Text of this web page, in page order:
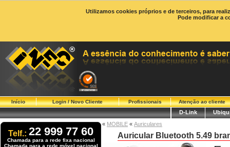
Utilizamos cookies próprios e de terceiros, para
Pode modificar a
Início Login / Novo Cliente Profissionais Atenção ao cliente
D-Link
Telf.: 22 999 77 60
Chamada para a rede fixa nacional
Chamada para a rede móvel nacional
« MOBILE « Auriculares
Auricular Bluetooth 5.49